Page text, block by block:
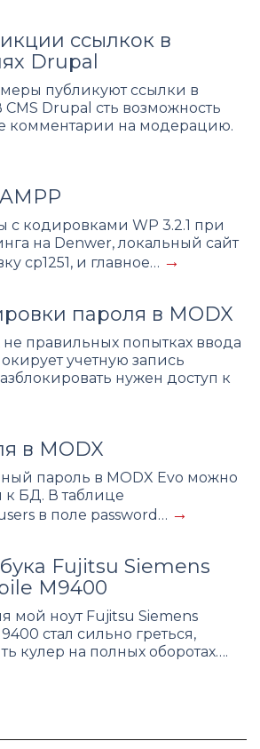
ссылкок в
Drupal
публикуют ссылки в
Drupal сть возможность
комментарии на модерацию.
с кодировками WP 3.2.1 при
на Denwer, локальный сайт
cp1251, и главное… →
пароля в MODX
правильных попытках ввода
учетную запись
нужен доступ к
в MODX
пароль в MODX Evo можно
к БД. В таблице
в поле password… →
Fujitsu Siemens
M9400
мой ноут Fujitsu Siemens
стал сильно греться,
кулер на полных оборотах….